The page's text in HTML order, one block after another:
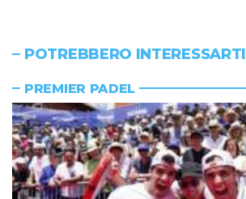
POTREBBERO INTERESSARTI
PREMIER PADEL